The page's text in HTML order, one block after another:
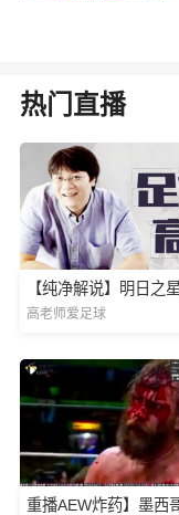
热门直播
高老师爱足球
重播AEW炸药】墨西